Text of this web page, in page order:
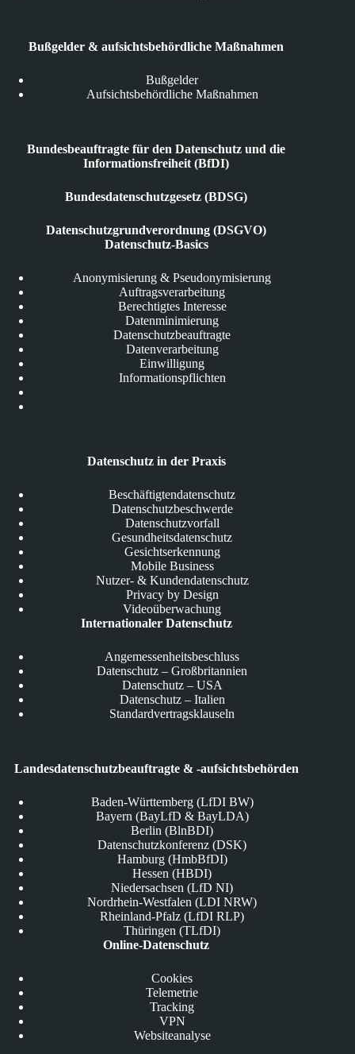
Bußgelder & aufsichtsbehördliche Maßnahmen
Bußgelder
Aufsichtsbehördliche Maßnahmen
Bundesbeauftragte für den Datenschutz und die
Informationsfreiheit (BfDI)
Bundesdatenschutzgesetz (BDSG)
Datenschutzgrundverordnung (DSGVO)
Datenschutz-Basics
Anonymisierung & Pseudonymisierung
Auftragsverarbeitung
Berechtigtes Interesse
Datenminimierung
Datenschutzbeauftragte
Datenverarbeitung
Einwilligung
Informationspflichten
Datenschutz in der Praxis
Beschäftigtendatenschutz
Datenschutzbeschwerde
Datenschutzvorfall
Gesundheitsdatenschutz
Gesichtserkennung
Mobile Business
Nutzer- & Kundendatenschutz
Privacy by Design
Videoüberwachung
Internationaler Datenschutz
Angemessenheitsbeschluss
Datenschutz – Großbritannien
Datenschutz – USA
Datenschutz – Italien
Standardvertragsklauseln
Landesdatenschutzbeauftragte & -aufsichtsbehörden
Baden-Württemberg (LfDI BW)
Bayern (BayLfD & BayLDA)
Berlin (BlnBDI)
Datenschutzkonferenz (DSK)
Hamburg (HmbBfDI)
Hessen (HBDI)
Niedersachsen (LfD NI)
Nordrhein-Westfalen (LDI NRW)
Rheinland-Pfalz (LfDI RLP)
Thüringen (TLfDI)
Online-Datenschutz
Cookies
Telemetrie
Tracking
VPN
Websiteanalyse